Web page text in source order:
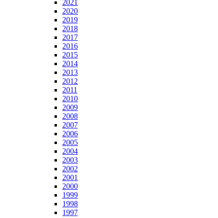
2021
2020
2019
2018
2017
2016
2015
2014
2013
2012
2011
2010
2009
2008
2007
2006
2005
2004
2003
2002
2001
2000
1999
1998
1997